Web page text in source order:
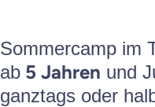
Junioren
Sommercamp im
ab 5 Jahren und
ganztags oder